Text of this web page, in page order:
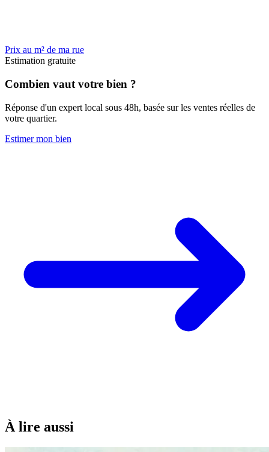
Prix au m² de ma rue
Estimation gratuite
Combien vaut votre bien ?
Réponse d'un expert local sous 48h, basée sur les ventes réelles de
votre quartier.
Estimer mon bien
À lire aussi